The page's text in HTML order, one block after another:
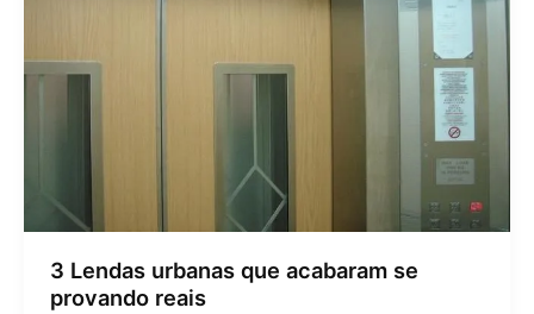
3 Lendas urbanas que acabaram se
provando reais